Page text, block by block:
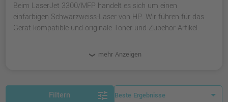
Beim LaserJet 3300/MFP handelt es sich um einen
einfarbigen Schwarzweiss-Laser von HP. Wir führen für das
Gerät kompatible und originale Toner und Zubehör-Artikel.
mehr Anzeigen
Filtern tune